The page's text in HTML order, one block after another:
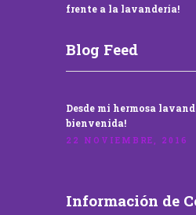
frente a la lavandería!
Blog Feed
Desde mi hermosa
bienvenida!
22 NOVIEMBRE, 2016
Información de